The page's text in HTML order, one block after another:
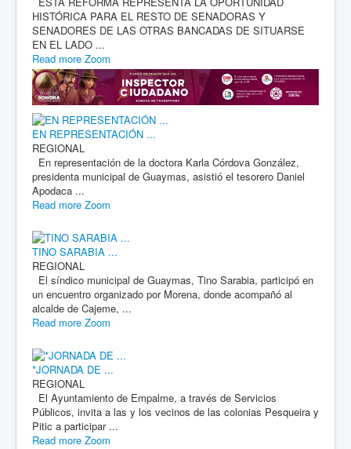
HISTÓRICA PARA EL RESTO DE SENADORAS Y
SENADORES DE LAS OTRAS BANCADAS DE SITUARSE
EN EL LADO ...
Read more Zoom
EN REPRESENTACIÓN ...
REGIONAL
En representación de la doctora Karla Córdova González,
presidenta municipal de Guaymas, asistió el tesorero Daniel
Apodaca ...
Read more Zoom
TINO SARABIA ...
REGIONAL
El síndico municipal de Guaymas, Tino Sarabia, participó en
un encuentro organizado por Morena, donde acompañó al
alcalde de Cajeme, ...
Read more Zoom
*JORNADA DE ...
REGIONAL
El Ayuntamiento de Empalme, a través de Servicios
Públicos, invita a las y los vecinos de las colonias Pesqueira y
Pitic a participar ...
Read more Zoom